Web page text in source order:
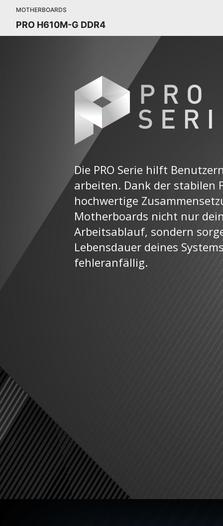
MOTHERBOARDS
PRO H610M-G DDR4
Die PRO Serie hilft
arbeiten. Dank der
hochwertige
Motherboards nicht nur
Arbeitsablauf, sondern
Lebensdauer deines
fehleranfällig.